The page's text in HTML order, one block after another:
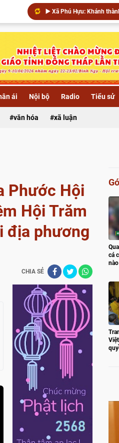
Chùa Khánh Linh (xã Phú
▶️ Đêm hoa đăng kính
Xã Lai Vung: Chùa Hội
ái Nội bộ Radio Tiểu sử
văn hóa xã luận
Phước Hội
Hội Trăm
địa phương
CHIA SẺ
cá